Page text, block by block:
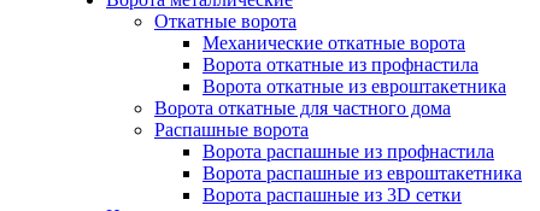
Откатные ворота
Механические откатные ворота
Ворота откатные из профнастила
Ворота откатные из евроштакетника
Ворота откатные для частного дома
Распашные ворота
Ворота распашные из профнастила
Ворота распашные из евроштакетника
Ворота распашные из 3D сетки